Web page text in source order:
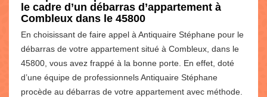
le cadre d’un débarras d’appartement à
Combleux dans le 45800
En choisissant de faire appel à Antiquaire Stéphane pour le
débarras de votre appartement situé à Combleux, dans le
45800, vous avez frappé à la bonne porte. En effet, doté
d’une équipe de professionnels Antiquaire Stéphane
procède au débarras de votre appartement avec méthode.